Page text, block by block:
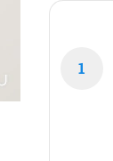
1